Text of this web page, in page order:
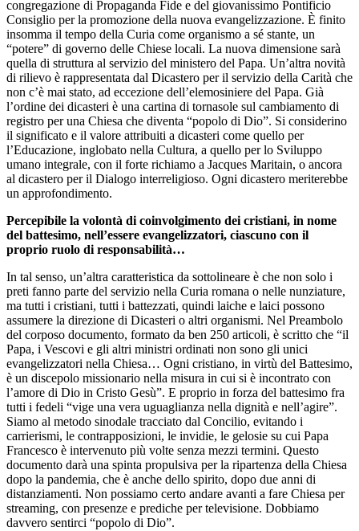
congregazione di Propaganda Fide e del giovanissimo Pontificio
Consiglio per la promozione della nuova evangelizzazione. È finito
insomma il tempo della Curia come organismo a sé stante, un
“potere” di governo delle Chiese locali. La nuova dimensione sarà
quella di struttura al servizio del ministero del Papa. Un’altra novità
di rilievo è rappresentata dal Dicastero per il servizio della Carità che
non c’è mai stato, ad eccezione dell’elemosiniere del Papa. Già
l’ordine dei dicasteri è una cartina di tornasole sul cambiamento di
registro per una Chiesa che diventa “popolo di Dio”. Si considerino
il significato e il valore attribuiti a dicasteri come quello per
l’Educazione, inglobato nella Cultura, a quello per lo Sviluppo
umano integrale, con il forte richiamo a Jacques Maritain, o ancora
al dicastero per il Dialogo interreligioso. Ogni dicastero meriterebbe
un approfondimento.
Percepibile la volontà di coinvolgimento dei cristiani, in nome
del battesimo, nell’essere evangelizzatori, ciascuno con il
proprio ruolo di responsabilità…
In tal senso, un’altra caratteristica da sottolineare è che non solo i
preti fanno parte del servizio nella Curia romana o nelle nunziature,
ma tutti i cristiani, tutti i battezzati, quindi laiche e laici possono
assumere la direzione di Dicasteri o altri organismi. Nel Preambolo
del corposo documento, formato da ben 250 articoli, è scritto che “il
Papa, i Vescovi e gli altri ministri ordinati non sono gli unici
evangelizzatori nella Chiesa… Ogni cristiano, in virtù del Battesimo,
è un discepolo missionario nella misura in cui si è incontrato con
l’amore di Dio in Cristo Gesù”. E proprio in forza del battesimo fra
tutti i fedeli “vige una vera uguaglianza nella dignità e nell’agire”.
Siamo al metodo sinodale tracciato dal Concilio, evitando i
carrierismi, le contrapposizioni, le invidie, le gelosie su cui Papa
Francesco è intervenuto più volte senza mezzi termini. Questo
documento darà una spinta propulsiva per la ripartenza della Chiesa
dopo la pandemia, che è anche dello spirito, dopo due anni di
distanziamenti. Non possiamo certo andare avanti a fare Chiesa per
streaming, con presenze e prediche per televisione. Dobbiamo
davvero sentirci “popolo di Dio”.